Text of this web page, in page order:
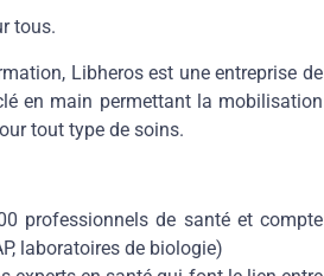
tous.
Libheros est une entreprise de
en main permettant la mobilisation
tout type de soins.
professionnels de santé et compte
laboratoires de biologie)